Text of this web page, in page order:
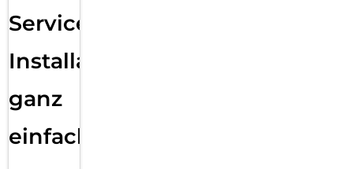
Services
Installation
ganz
einfach